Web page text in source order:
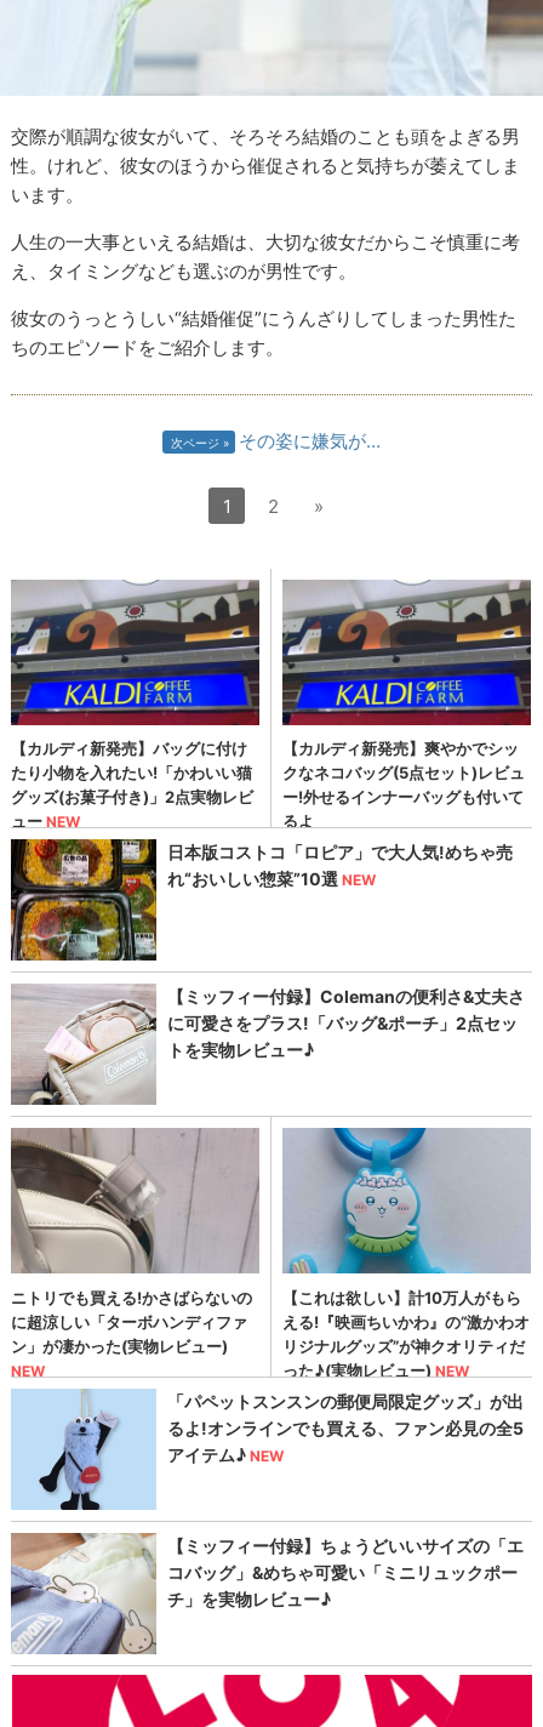
交際が順調な彼女がいて、そろそろ結婚のことも頭をよぎる男
性。けれど、彼女のほうから催促されると気持ちが萎えてしま
います。
人生の一大事といえる結婚は、大切な彼女だからこそ慎重に考
え、タイミングなども選ぶのが男性です。
彼女のうっとうしい“結婚催促”にうんざりしてしまった男性た
ちのエピソードをご紹介します。
次ページ その姿に嫌気が…
1 2 »